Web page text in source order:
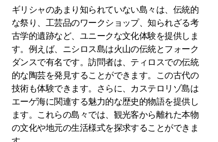
ギリシャのあまり知られていない島々は、伝統的
な祭り、工芸品のワークショップ、知られざる考
古学的遺跡など、ユニークな文化体験を提供しま
す。例えば、ニシロス島は火山の伝統とフォーク
ダンスで有名です。訪問者は、ティロスでの伝統
的な陶芸を発見することができます。この古代の
技術も体験できます。さらに、カステロリゾ島は
エーゲ海に関連する魅力的な歴史的物語を提供し
ます。これらの島々では、観光客から離れた本物
の文化や地元の生活様式を探求することができま